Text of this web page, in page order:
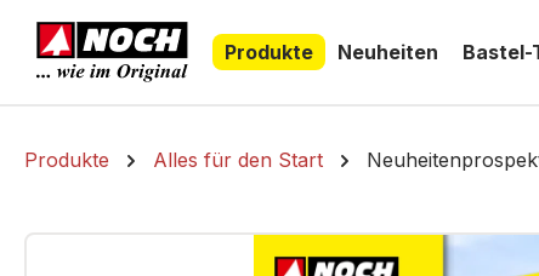
Zur Hauptnavigation springen
Produkte
Neuheiten Bastel-
Produkte Alles für den Start
Bildergalerie überspringen